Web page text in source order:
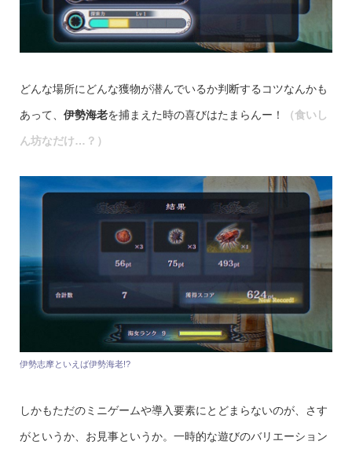
どんな場所にどんな獲物が潜んでいるか判断するコツなんかも
あって、 伊勢海老を捕まえた時の喜びはたまらんー！ （食いし
ん坊なだけ…？）
伊勢志摩といえば伊勢海老!?
しかもただのミニゲームや導入要素にとどまらないのが、さす
がというか、お見事というか。一時的な遊びのバリエーション